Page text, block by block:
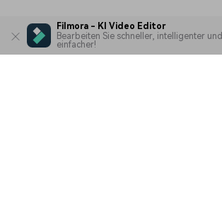
Filmora - KI Video Editor
Bearbeiten Sie schneller, intelligenter und
einfacher!